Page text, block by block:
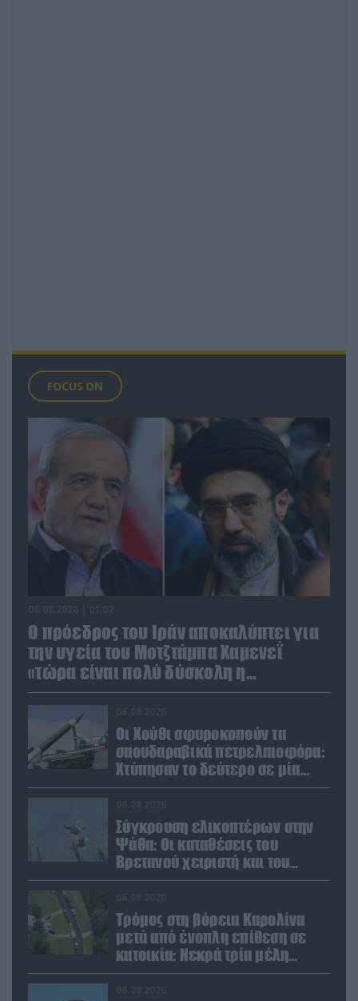
FOCUS ON
Ο πρόεδρος του Ιράν αποκαλύπτει για
την υγεία του Μοτζτάμπα Χαμενεΐ
«τώρα είναι πολύ δύσκολη η
επικοινωνία»
Οι Χούθι σφυροκοπούν τα
σαουδαραβικά πετρελαιοφόρα:
Χτύπησαν το δεύτερο σε μία
ημέρα στην Ερυθρά Θάλασσα
Σύγκρουση ελικοπτέρων στην
Ψάθα: Οι καταθέσεις του
Βρετανού χειριστή και του
Έλληνα πιλότου από το δεύτερο
Τρόμος στη βόρεια Καρολίνα
μετά από ένοπλη επίθεση σε
κατοικία: Νεκρά τρία μέλη
οικογένειας – 4 οι τραυματίες